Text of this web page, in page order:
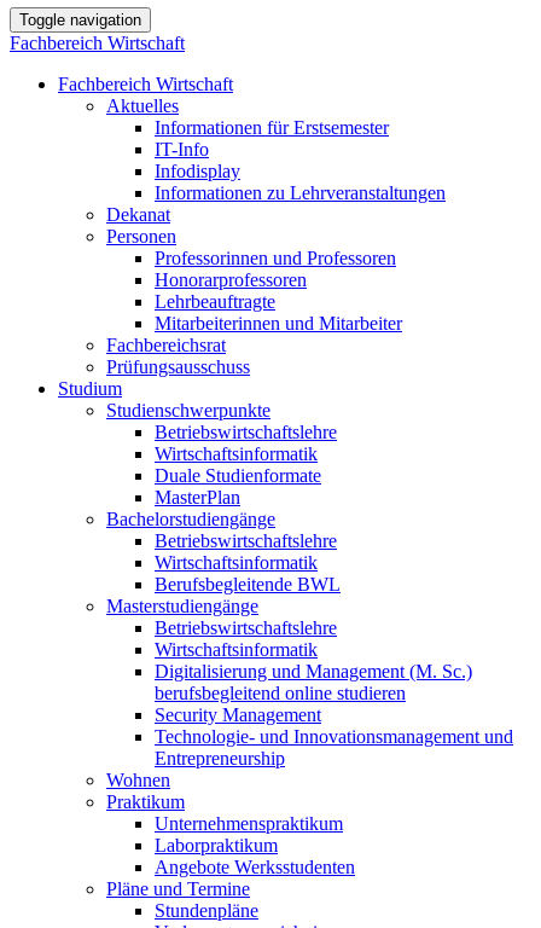
Toggle navigation
Fachbereich Wirtschaft
Fachbereich Wirtschaft
Aktuelles
Informationen für Erstsemester
IT-Info
Infodisplay
Informationen zu Lehrveranstaltungen
Dekanat
Personen
Professorinnen und Professoren
Honorarprofessoren
Lehrbeauftragte
Mitarbeiterinnen und Mitarbeiter
Fachbereichsrat
Prüfungsausschuss
Studium
Studienschwerpunkte
Betriebswirtschaftslehre
Wirtschaftsinformatik
Duale Studienformate
MasterPlan
Bachelorstudiengänge
Betriebswirtschaftslehre
Wirtschaftsinformatik
Berufsbegleitende BWL
Masterstudiengänge
Betriebswirtschaftslehre
Wirtschaftsinformatik
Digitalisierung und Management (M. Sc.)
berufsbegleitend online studieren
Security Management
Technologie- und Innovationsmanagement und
Entrepreneurship
Wohnen
Praktikum
Unternehmenspraktikum
Laborpraktikum
Angebote Werksstudenten
Pläne und Termine
Stundenpläne